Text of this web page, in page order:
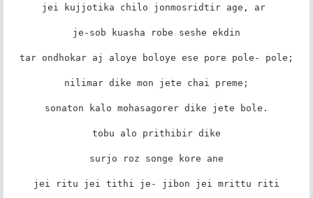
jei kujjotika chilo jonmosridtir age, ar
je-sob kuasha robe seshe ekdin
tar ondhokar aj aloye boloye ese pore pole- pole;
nilimar dike mon jete chai preme;
sonaton kalo mohasagorer dike jete bole.
tobu alo prithibir dike
surjo roz songe kore ane
jei ritu jei tithi je- jibon jei mrittu riti